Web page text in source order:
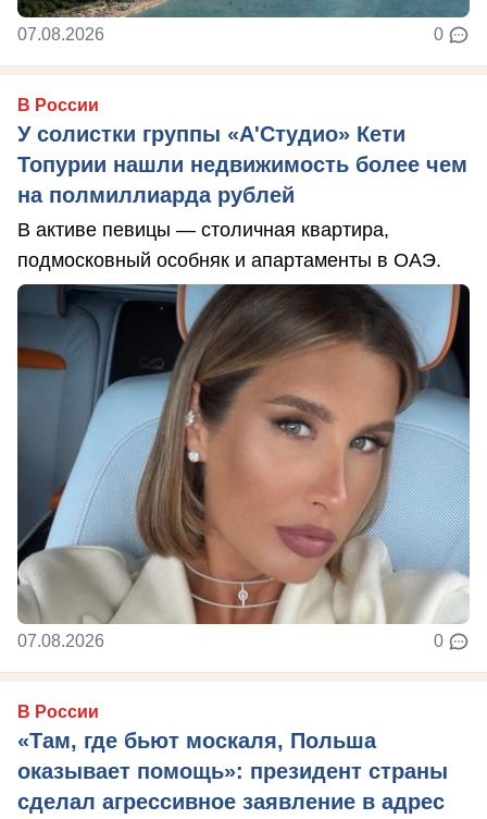
07.08.2026 0
В России
У солистки группы «А'Студио» Кети
Топурии нашли недвижимость более чем
на полмиллиарда рублей
В активе певицы — столичная квартира,
подмосковный особняк и апартаменты в ОАЭ.
07.08.2026 0
В России
«Там, где бьют москаля, Польша
оказывает помощь»: президент страны
сделал агрессивное заявление в адрес